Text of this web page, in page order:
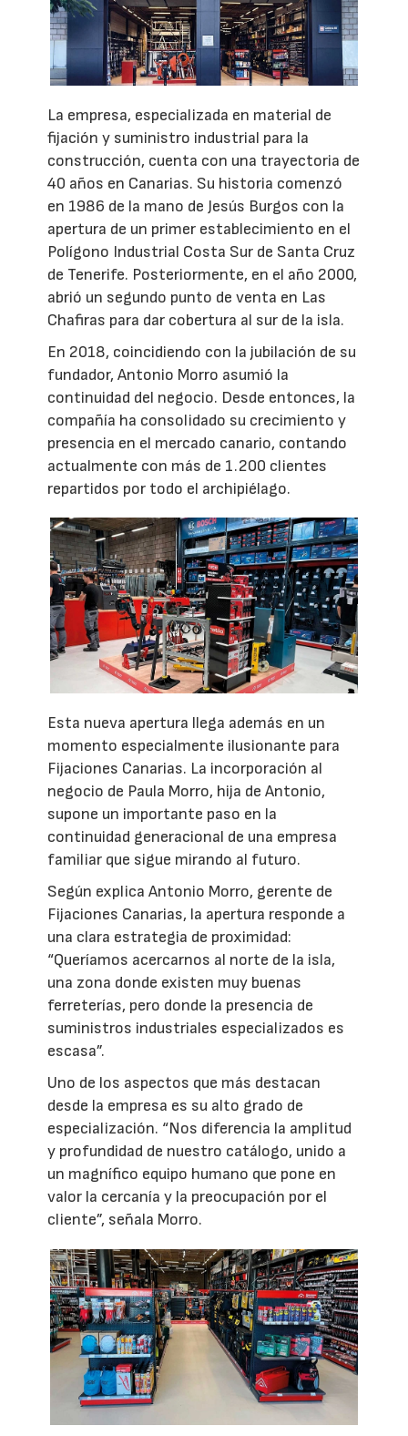
La empresa, especializada en material de
fijación y suministro industrial para la
construcción, cuenta con una trayectoria de
40 años en Canarias. Su historia comenzó
en 1986 de la mano de Jesús Burgos con la
apertura de un primer establecimiento en el
Polígono Industrial Costa Sur de Santa Cruz
de Tenerife. Posteriormente, en el año 2000,
abrió un segundo punto de venta en Las
Chafiras para dar cobertura al sur de la isla.
En 2018, coincidiendo con la jubilación de su
fundador, Antonio Morro asumió la
continuidad del negocio. Desde entonces, la
compañía ha consolidado su crecimiento y
presencia en el mercado canario, contando
actualmente con más de 1.200 clientes
repartidos por todo el archipiélago.
Esta nueva apertura llega además en un
momento especialmente ilusionante para
Fijaciones Canarias. La incorporación al
negocio de Paula Morro, hija de Antonio,
supone un importante paso en la
continuidad generacional de una empresa
familiar que sigue mirando al futuro.
Según explica Antonio Morro, gerente de
Fijaciones Canarias, la apertura responde a
una clara estrategia de proximidad:
“Queríamos acercarnos al norte de la isla,
una zona donde existen muy buenas
ferreterías, pero donde la presencia de
suministros industriales especializados es
escasa”.
Uno de los aspectos que más destacan
desde la empresa es su alto grado de
especialización. “Nos diferencia la amplitud
y profundidad de nuestro catálogo, unido a
un magnífico equipo humano que pone en
valor la cercanía y la preocupación por el
cliente”, señala Morro.